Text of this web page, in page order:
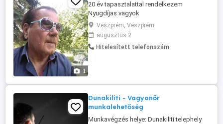
1
20 év tapasztalattal rendelkezem
Nyugdíjas vagyok
Veszprém, Veszprém
augusztus 2
Hitelesített telefonszám
Dunakiliti - Vagyonőr
munkalehetőség
Munkavégzés helye: Dunakiliti telephely